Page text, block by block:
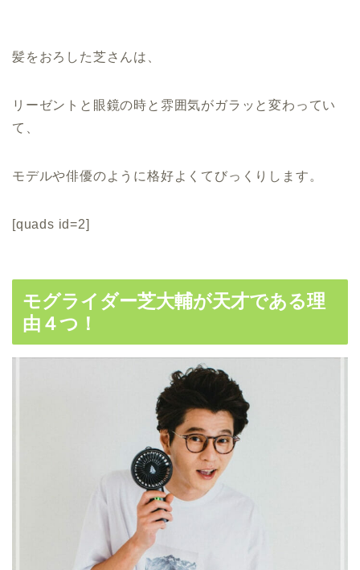
髪をおろした芝さんは、
リーゼントと眼鏡の時と雰囲気がガラッと変わってい
て、
モデルや俳優のように格好よくてびっくりします。
[quads id=2]
モグライダー芝大輔が天才である理
由４つ！